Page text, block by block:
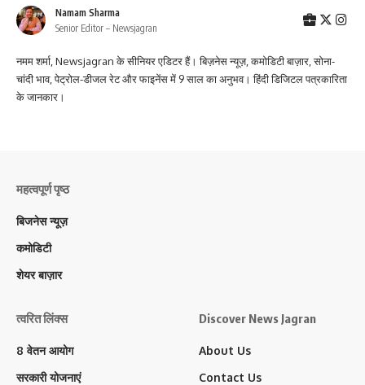
Namam Sharma
Senior Editor – Newsjagran
नमम शर्मा, Newsjagran के सीनियर एडिटर हैं। बिज़नेस न्यूज़, कमोडिटी बाज़ार, सोना-
चांदी भाव, पेट्रोल-डीजल रेट और फाइनेंस में 9 साल का अनुभव। हिंदी डिजिटल पत्रकारिता
के जानकार।
महत्वपूर्ण पृष्ठ
बिजनेस न्यूज़
कमोडिटी
शेयर बाज़ार
त्वरित लिंक्स
8 वेतन आयोग
सरकारी योजनाएं
Discover News Jagran
About Us
Contact Us